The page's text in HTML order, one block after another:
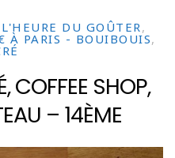
L'HEURE DU GOÛTER ,
À PARIS - BOUIBOUIS,
COFFEE SHOP,
– 14ÈME